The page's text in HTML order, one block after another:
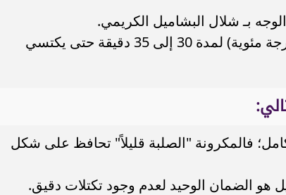
بـ شلال البشاميل الكريمي.
أدخلي الصينية إلى فرن ساخن (180 درجة مئوية) لمدة 30 إلى 35 دقيقة حتى يكتسي
فالمكرونة "الصلبة قليلاً" تحافظ على شكل
هو الضمان الوحيد لعدم وجود تكتلات دقيق.